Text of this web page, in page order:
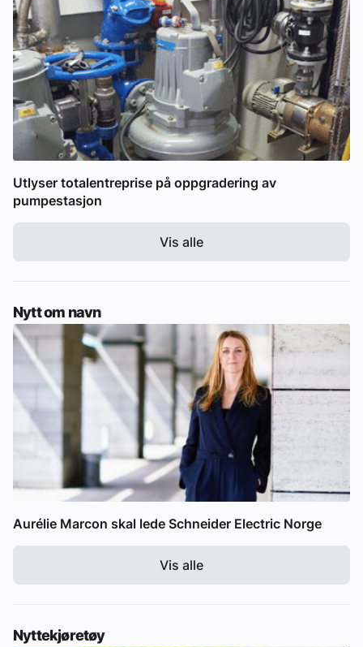
Utlyser totalentreprise på oppgradering av
pumpestasjon
Vis alle
Nytt om navn
Aurélie Marcon skal lede Schneider Electric Norge
Vis alle
Nyttekjøretøy